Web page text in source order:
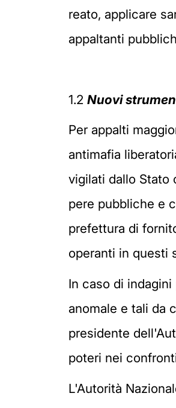
reato, applicare
appaltanti
1.2 Nuovi
Per appalti
antimafia
vigilati dallo Stato
pere pubbliche e
prefettura di
operanti in questi
In caso di
anomale e tali da
presidente
poteri nei
L'Autorità